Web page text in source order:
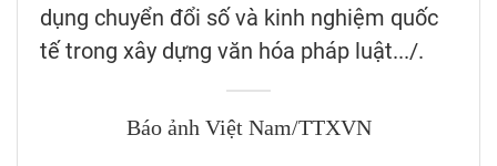
dụng chuyển đổi số và kinh nghiệm quốc
tế trong xây dựng văn hóa pháp luật.../.
Báo ảnh Việt Nam/TTXVN